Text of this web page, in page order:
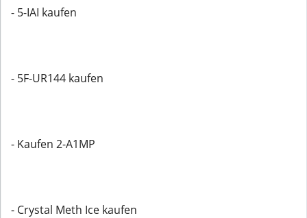
- 5-IAI kaufen
- 5F-UR144 kaufen
- Kaufen 2-A1MP
- Crystal Meth Ice kaufen